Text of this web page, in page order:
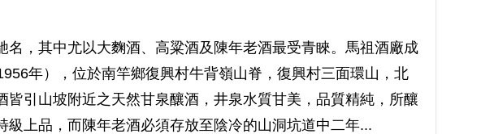
名，其中尤以大麴酒、高粱酒及陳年老酒最受青睞。馬祖酒廠成
年），位於南竿鄉復興村牛背嶺山脊，復興村三面環山，北
皆引山坡附近之天然甘泉釀酒，井泉水質甘美，品質精純，所釀
級上品，而陳年老酒必須存放至陰冷的山洞坑道中二年...